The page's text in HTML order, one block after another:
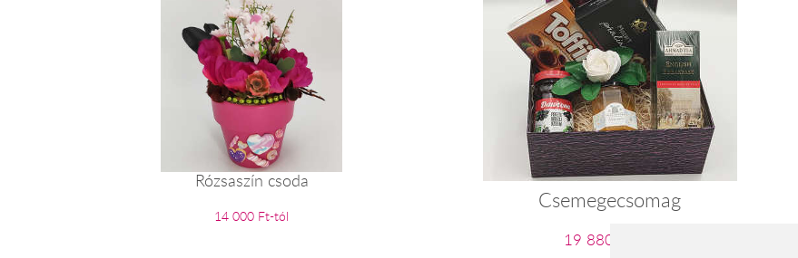
Rózsaszín csoda
14 000 Ft-tól
Csemegecsomag
19 880 Ft-tól